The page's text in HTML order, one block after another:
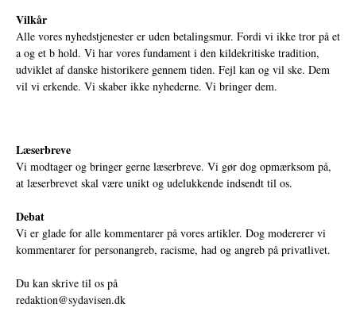
Vilkår
Alle vores nyhedstjenester er uden betalingsmur. Fordi vi ikke tror på et
a og et b hold. Vi har vores fundament i den kildekritiske tradition,
udviklet af danske historikere gennem tiden. Fejl kan og vil ske. Dem
vil vi erkende. Vi skaber ikke nyhederne. Vi bringer dem.
Læserbreve
Vi modtager og bringer gerne læserbreve. Vi gør dog opmærksom på,
at læserbrevet skal være unikt og udelukkende indsendt til os.
Debat
Vi er glade for alle kommentarer på vores artikler. Dog modererer vi
kommentarer for personangreb, racisme, had og angreb på privatlivet.
Du kan skrive til os på
redaktion@sydavisen.dk